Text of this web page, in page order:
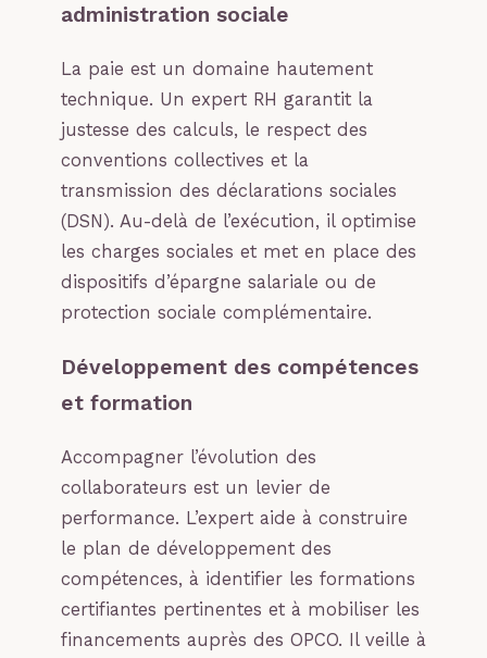
administration sociale
La paie est un domaine hautement
technique. Un expert RH garantit la
justesse des calculs, le respect des
conventions collectives et la
transmission des déclarations sociales
(DSN). Au-delà de l’exécution, il optimise
les charges sociales et met en place des
dispositifs d’épargne salariale ou de
protection sociale complémentaire.
Développement des compétences
et formation
Accompagner l’évolution des
collaborateurs est un levier de
performance. L’expert aide à construire
le plan de développement des
compétences, à identifier les formations
certifiantes pertinentes et à mobiliser les
financements auprès des OPCO. Il veille à